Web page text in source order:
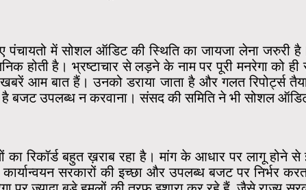
में सोशल ऑडिट की स्थिति का जायजा लेना जरुरी
होती है। भ्रष्टाचार से लड़ने के नाम पर पूरी मनरेगा
आम बात हैं। उनको डराया जाता है और गलत रिपोर्ट्स
उपलब्ध न करवाना। संसद की समिति ने भी सोशल
का रिकॉर्ड बहुत ख़राब रहा है। मांग के आधार पर लागू
सरकारों की इच्छा और उपलब्ध बजट पर निर्भर